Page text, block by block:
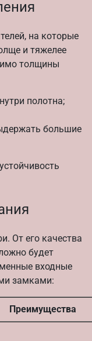
на которые
и тяжелее
толщины
полотна;
большие
От его качества
будет
входные
замками:
Преимущества